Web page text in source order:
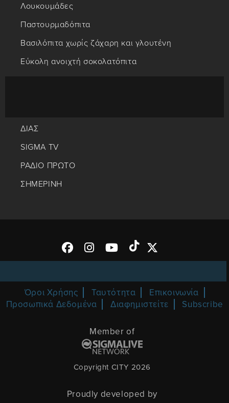
Λουκουμάδες
Παστουρμαδόπιτα
Βασιλόπιτα χωρίς ζάχαρη και γλουτένη
Εύκολη ανοιχτή σοκολατόπιτα
ΔΙΑΣ
SIGMA TV
ΡΑΔΙΟ ΠΡΩΤΟ
ΣΗΜΕΡΙΝΗ
Όροι Χρήσης Ταυτότητα
Επικοινωνία
Προσωπικά Δεδομένα
Διαφημιστείτε Subscribe
Member of
Copyright CITY 2026
Proudly developed by